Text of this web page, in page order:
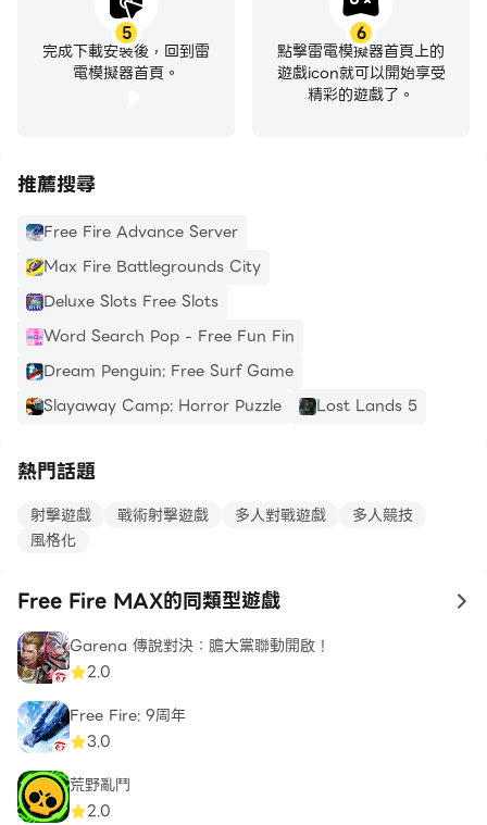
5
完成下載安裝後，回到雷
電模擬器首頁。
6
點擊雷電模擬器首頁上的
遊戲icon就可以開始享受
精彩的遊戲了。
推薦搜尋
Free Fire Advance Server
Max Fire Battlegrounds City
Deluxe Slots Free Slots
Word Search Pop - Free Fun Fin
Dream Penguin: Free Surf Game
Slayaway Camp: Horror Puzzle
Lost Lands 5
熱門話題
射擊遊戲 戰術射擊遊戲 多人對戰遊戲
多人競技
風格化
Free Fire MAX的同類型遊戲 to
Garena 傳說對決：膽大黨聯動開啟！
2.0
Free Fire: 9周年
3.0
荒野亂鬥
2.0